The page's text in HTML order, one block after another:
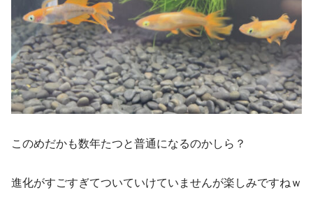
このめだかも数年たつと普通になるのかしら？
進化がすごすぎてついていけていませんが楽しみですねｗ